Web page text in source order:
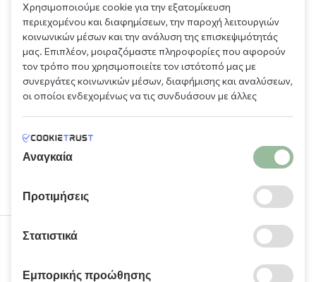
Χρησιμοποιούμε cookie για την εξατομίκευση
περιεχομένου και διαφημίσεων, την παροχή λειτουργιών
κοινωνικών μέσων και την ανάλυση της επισκεψιμότητάς
μας. Επιπλέον, μοιραζόμαστε πληροφορίες που αφορούν
τον τρόπο που χρησιμοποιείτε τον ιστότοπό μας με
συνεργάτες κοινωνικών μέσων, διαφήμισης και αναλύσεων,
οι οποίοι ενδεχομένως να τις συνδυάσουν με άλλες
υπηρεσιών τους.
Αναγκαία
Προτιμήσεις
Στατιστικά
Εμπορικής προώθησης